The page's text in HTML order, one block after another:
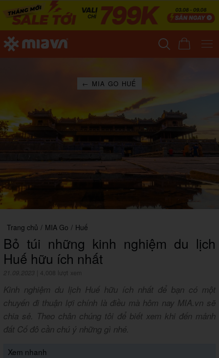
← MIA GO HUẾ
Trang chủ / MIA Go / Huế
Bỏ túi những kinh nghiệm du lịch
Huế hữu ích nhất
21.09.2023 4,008 lượt xem
Kinh nghiệm du lịch Huế hữu ích nhất để bạn có một
chuyến đi thuận lợi chính là điều mà hôm nay MIA.vn sẽ
chia sẻ. Theo chân chúng tôi để biết xem khi đến mảnh
đất Cố đô cần chú ý những gì nhé.
Xem nhanh